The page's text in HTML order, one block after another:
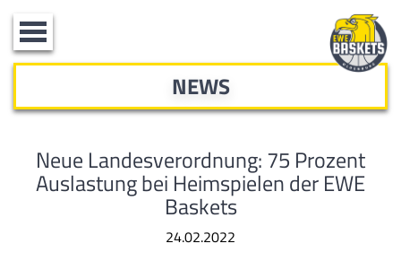
Toggle
navigation
NEWS
Neue Landesverordnung: 75 Prozent
Auslastung bei Heimspielen der EWE
Baskets
24.02.2022